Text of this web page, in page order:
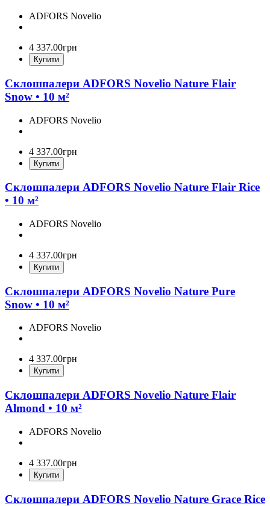
ADFORS Novelio
4 337.00грн
Купити
Склошпалери ADFORS Novelio Nature Flair
Snow • 10 м²
ADFORS Novelio
4 337.00грн
Купити
Склошпалери ADFORS Novelio Nature Flair Rice
• 10 м²
ADFORS Novelio
4 337.00грн
Купити
Склошпалери ADFORS Novelio Nature Pure
Snow • 10 м²
ADFORS Novelio
4 337.00грн
Купити
Склошпалери ADFORS Novelio Nature Flair
Almond • 10 м²
ADFORS Novelio
4 337.00грн
Купити
Склошпалери ADFORS Novelio Nature Grace Rice